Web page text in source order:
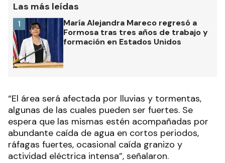
Las más leídas
María Alejandra Mareco regresó a
Formosa tras tres años de trabajo y
formación en Estados Unidos
1
“El área será afectada por lluvias y tormentas,
algunas de las cuales pueden ser fuertes. Se
espera que las mismas estén acompañadas por
abundante caída de agua en cortos periodos,
ráfagas fuertes, ocasional caída granizo y
actividad eléctrica intensa”, señalaron.